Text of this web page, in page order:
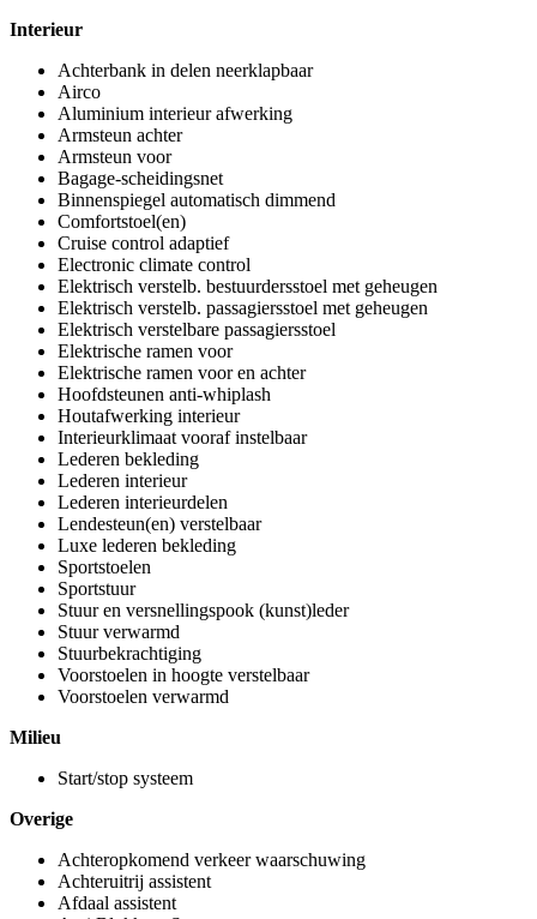
Interieur
Achterbank in delen neerklapbaar
Airco
Aluminium interieur afwerking
Armsteun achter
Armsteun voor
Bagage-scheidingsnet
Binnenspiegel automatisch dimmend
Comfortstoel(en)
Cruise control adaptief
Electronic climate control
Elektrisch verstelb. bestuurdersstoel met geheugen
Elektrisch verstelb. passagiersstoel met geheugen
Elektrisch verstelbare passagiersstoel
Elektrische ramen voor
Elektrische ramen voor en achter
Hoofdsteunen anti-whiplash
Houtafwerking interieur
Interieurklimaat vooraf instelbaar
Lederen bekleding
Lederen interieur
Lederen interieurdelen
Lendesteun(en) verstelbaar
Luxe lederen bekleding
Sportstoelen
Sportstuur
Stuur en versnellingspook (kunst)leder
Stuur verwarmd
Stuurbekrachtiging
Voorstoelen in hoogte verstelbaar
Voorstoelen verwarmd
Milieu
Start/stop systeem
Overige
Achteropkomend verkeer waarschuwing
Achteruitrij assistent
Afdaal assistent